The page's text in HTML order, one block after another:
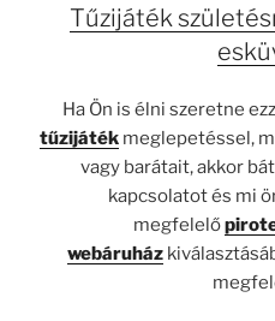
Tűzijáték
Ha Ön is élni szeretne
tűzijáték meglepetéssel,
vagy barátait, akkor
kapcsolatot és mi
megfelelő
webáruház